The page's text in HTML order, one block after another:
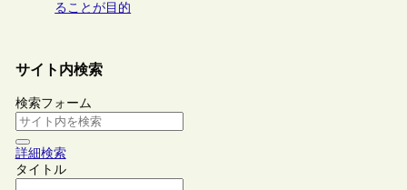
ることが目的
サイト内検索
検索フォーム
詳細検索
タイトル